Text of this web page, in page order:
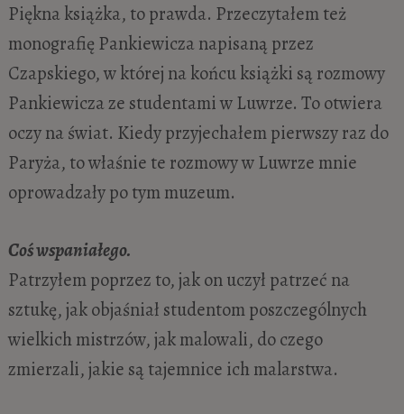
Piękna książka, to prawda. Przeczytałem też
monografię Pankiewicza napisaną przez
Czapskiego, w której na końcu książki są rozmowy
Pankiewicza ze studentami w Luwrze. To otwiera
oczy na świat. Kiedy przyjechałem pierwszy raz do
Paryża, to właśnie te rozmowy w Luwrze mnie
oprowadzały po tym muzeum.
Coś wspaniałego.
Patrzyłem poprzez to, jak on uczył patrzeć na
sztukę, jak objaśniał studentom poszczególnych
wielkich mistrzów, jak malowali, do czego
zmierzali, jakie są tajemnice ich malarstwa.